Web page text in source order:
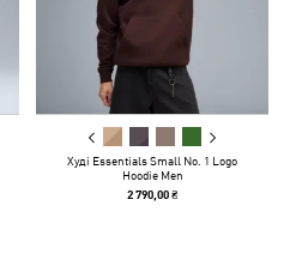
Худі Essentials Small No. 1 Logo
Hoodie Men
2 790,00 ₴